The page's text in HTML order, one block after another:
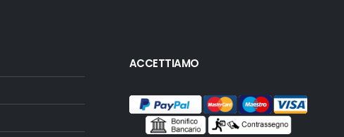
ACCETTIAMO